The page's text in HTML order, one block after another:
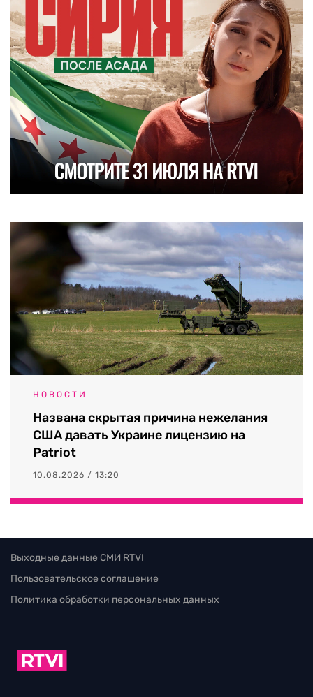
НОВОСТИ
Названа скрытая причина нежелания
США давать Украине лицензию на
Patriot
10.08.2026 / 13:20
Выходные данные СМИ RTVI
Пользовательское соглашение
Политика обработки персональных данных